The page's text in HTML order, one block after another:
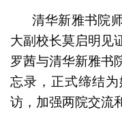
清华新雅书院
大副校长莫启明见
罗茜与清华新雅书
忘录，正式缔结
访，加强两院交流